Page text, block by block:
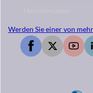
Werden Sie einer von